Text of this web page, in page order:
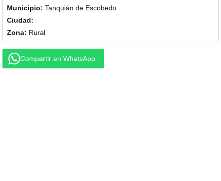
Tanquián de Escobedo
-
Rural
Compartir en WhatsApp